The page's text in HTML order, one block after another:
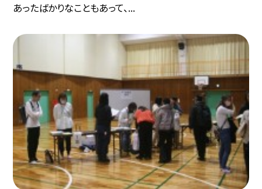
あったばかりなこともあって、...